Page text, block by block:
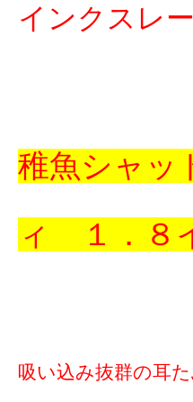
インクスレ
稚魚シャ
ィ １．８
吸い込み抜群の耳